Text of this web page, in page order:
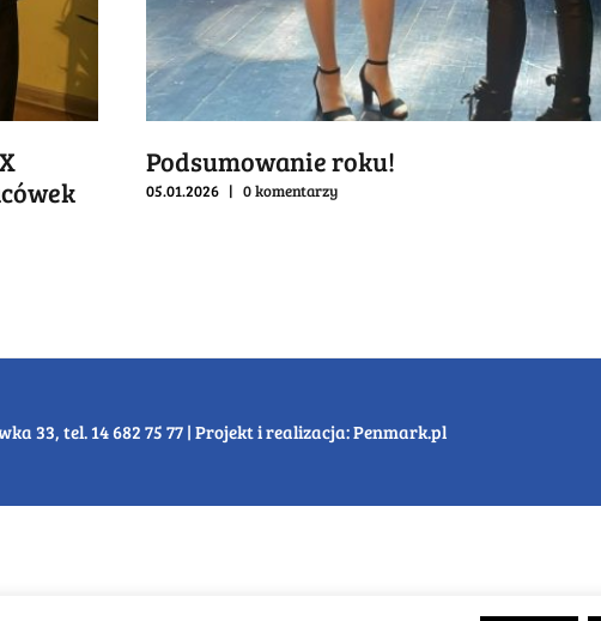
Podsumowanie roku!
05.01.2026 | 0 komentarzy
33, tel. 14 682 75 77 | Projekt i realizacja:Penmark.pl